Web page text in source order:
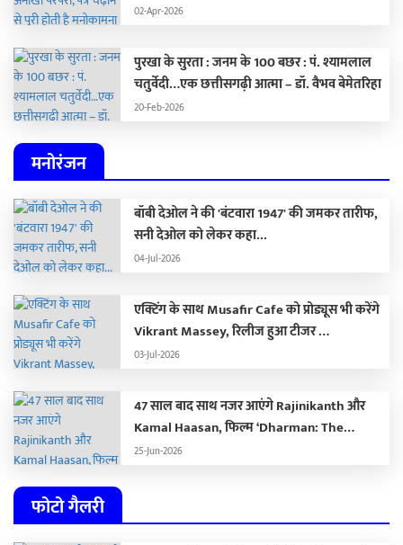
02-Apr-2026
पुरखा के सुरता : जनम के 100 बछर : पं. श्यामलाल
चतुर्वेदी…एक छत्तीसगढ़ी आत्मा – डॉ. वैभव बेमेतरिहा
20-Feb-2026
मनोरंजन
बॉबी देओल ने की 'बंटवारा 1947' की जमकर तारीफ,
सनी देओल को लेकर कहा...
04-Jul-2026
एक्टिंग के साथ Musafir Cafe को प्रोड्यूस भी करेंगे
Vikrant Massey, रिलीज हुआ टीजर …
03-Jul-2026
47 साल बाद साथ नजर आएंगे Rajinikanth और
Kamal Haasan, फिल्म ‘Dharman: The
Deadly Doctor’ से सामने आया खौफनाक फर्स्ट
25-Jun-2026
फोटो गैलरी